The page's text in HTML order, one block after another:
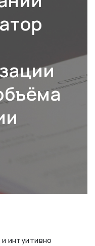
интуитивно